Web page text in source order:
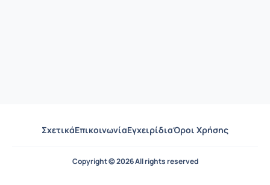
ΣχετικάΕπικοινωνίαΕγχειρίδιαΌροι Χρήσης
Copyright © 2026 All rights reserved